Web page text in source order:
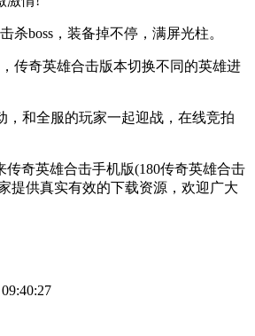
杀boss，装备掉不停，满屏光柱。
传奇英雄合击版本切换不同的英雄进
，和全服的玩家一起迎战，在线竞拍
传奇英雄合击手机版(180传奇英雄合击
提供真实有效的下载资源，欢迎广大